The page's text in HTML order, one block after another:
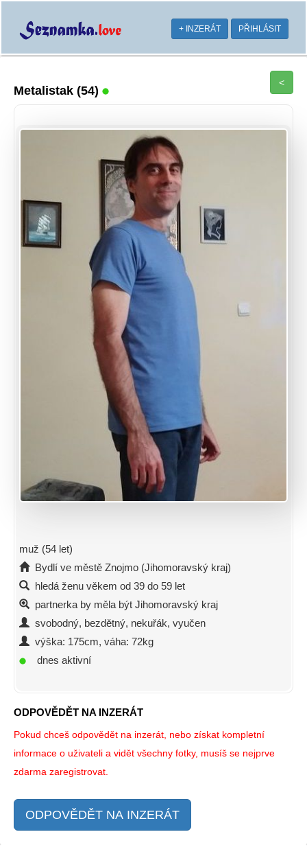
+ INZERÁT PŘIHLÁSIT
Metalistak (54)
<
muž (54 let)
Bydlí ve městě Znojmo (Jihomoravský kraj)
hledá ženu věkem od 39 do 59 let
partnerka by měla být Jihomoravský kraj
svobodný, bezdětný, nekuřák, vyučen
výška: 175cm, váha: 72kg
dnes aktivní
ODPOVĚDĚT NA INZERÁT
Pokud chceš odpovědět na inzerát, nebo získat kompletní
informace o uživateli a vidět všechny fotky, musíš se nejprve
zdarma zaregistrovat.
ODPOVĚDĚT NA INZERÁT